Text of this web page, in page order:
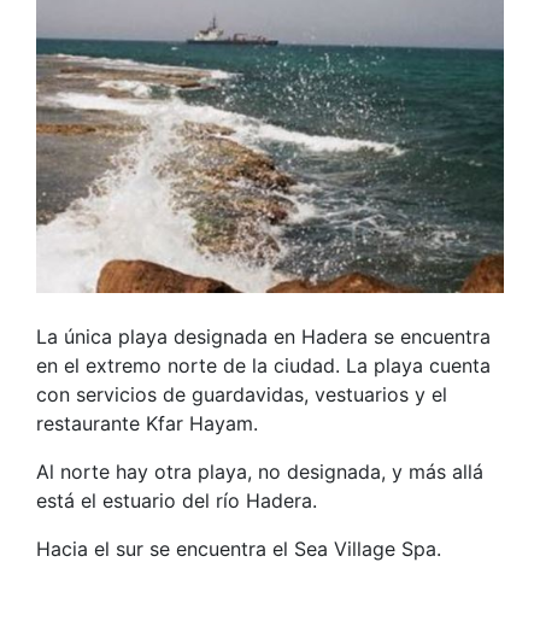
La única playa designada en Hadera se encuentra
en el extremo norte de la ciudad. La playa cuenta
con servicios de guardavidas, vestuarios y el
restaurante Kfar Hayam.
Al norte hay otra playa, no designada, y más allá
está el estuario del río Hadera.
Hacia el sur se encuentra el Sea Village Spa.